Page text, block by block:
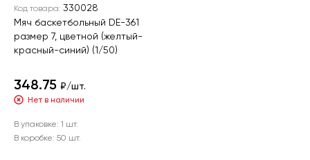
Код товара: 330028
Мяч баскетбольный DE-361
размер 7, цветной (желтый-
красный-синий) (1/50)
348.75 ₽/шт.
Нет в наличии
В упаковке: 1 шт.
В коробке: 50 шт.